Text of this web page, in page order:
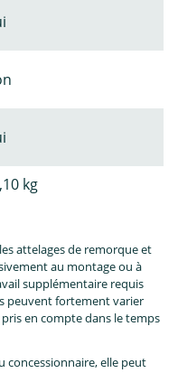
kg
attelages de remorque et
au montage ou à
supplémentaire requis
peuvent fortement varier
en compte dans le temps
concessionnaire, elle peut